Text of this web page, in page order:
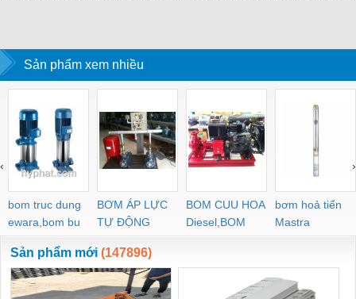
Sản phẩm xem nhiều
bom truc dung
ewara,bom bu
ewara
BƠM ÁP LỰC
TỰ ĐỘNG
BOM CUU HOA
Diesel,BOM
CHUA CHAY
bơm hoả tiển
Mastra
‹ ›
Sản phẩm mới (147896)